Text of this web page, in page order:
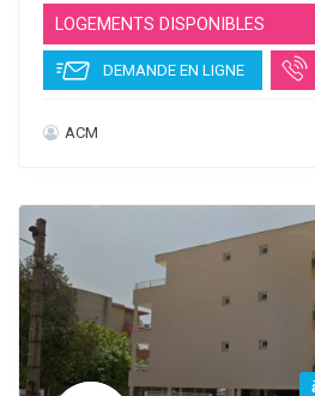
DEMANDE EN LIGNE
MAB PLANCHON